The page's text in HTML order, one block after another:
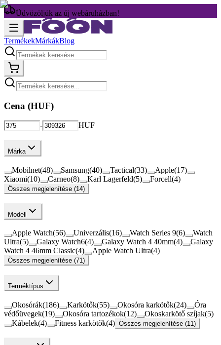
Üdvözöljük az új webáruházban!
TermékekMárkákBlog
Cena (HUF)
- HUF
Márka
Mobilnet(48) Samsung(40) Tactical(33) Apple(17)
Xiaomi(10) Carneo(8) Karl Lagerfeld(5) Forcell(4)
Összes megjelenítése (14)
Modell
Apple Watch(56) Univerzális(16) Watch Series 9(6)
Watch
Ultra(5) Galaxy Watch6(4) Galaxy Watch 4 40mm(4)
Galaxy
Watch 4 46mm Classic(4) Apple Watch Ultra(4)
Összes megjelenítése (71)
Terméktípus
Okosórák(186) Karkötők(55) Okosóra karkötők(24)
Óra
védőüvegek(19) Okosóra tartozékok(12) Okoskarkötő szíjak(5)
Kábelek(4) Fitness karkötők(4) Összes megjelenítése (11)